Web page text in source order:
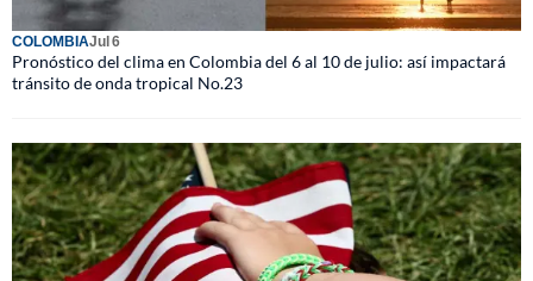
COLOMBIAJul 6
Pronóstico del clima en Colombia del 6 al 10 de julio: así impactará
tránsito de onda tropical No.23